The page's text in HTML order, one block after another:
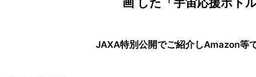
JAXA特別公開でご紹介しAmazon等